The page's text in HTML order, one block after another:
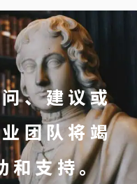
、建议或
团队将竭
和支持。